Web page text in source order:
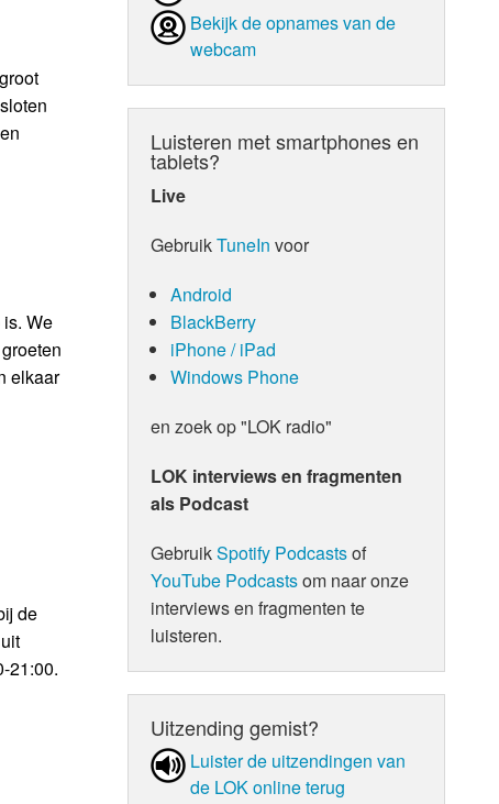
We
elkaar
de
21:00.
Bekijk de opnames van de
webcam
Luisteren met smartphones en
tablets?
Live
GebruikTuneIn voor
Android
BlackBerry
iPhone / iPad
Windows Phone
en zoek op "LOK radio"
LOK interviews en fragmenten
als Podcast
GebruikSpotify Podcastsof
YouTube Podcastsom naar onze
interviews en fragmenten te
luisteren.
Uitzending gemist?
Luister de uit­zen­din­gen van
de LOK online terug